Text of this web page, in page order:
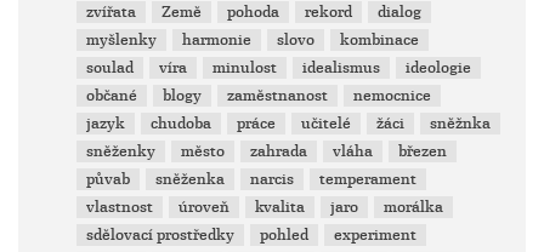
zvířata
Země pohoda rekord
dialog
myšlenky
harmonie slovo
kombinace
soulad
víra minulost idealismus
ideologie
občané
blogy zaměstnanost
nemocnice
jazyk
chudoba práce učitelé žáci
sněžnka
sněženky
město zahrada vláha
březen
půvab
sněženka narcis
temperament
vlastnost
úroveň kvalita jaro
morálka
sdělovací prostředky
pohled
experiment